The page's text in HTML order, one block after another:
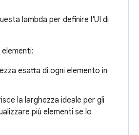
lambda per definire l'UI di
esatta di ogni elemento in
la larghezza ideale per gli
più elementi se lo